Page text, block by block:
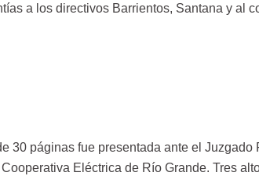
a los directivos Barrientos, Santana y al
30 páginas fue presentada ante el Juzgado
Eléctrica de Río Grande. Tres